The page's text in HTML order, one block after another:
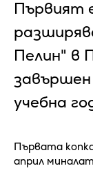
Първият
Пелин" в
учебна
Първата
април